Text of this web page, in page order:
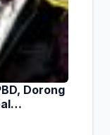
Dorong